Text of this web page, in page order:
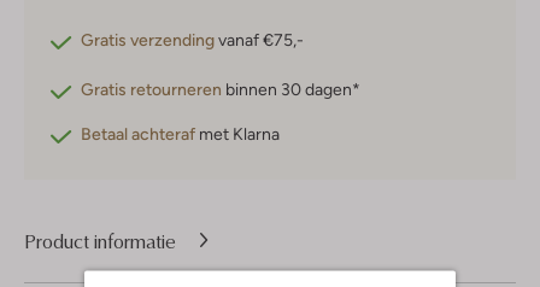
Gratis verzendingvanaf €75,-
Gratis retourneren binnen 30 dagen*
Betaal achteraf met Klarna
Product informatie